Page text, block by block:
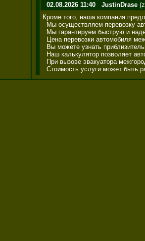
02.08.2026 11:40 JustinDrase
Кроме того, наша компания
Мы осуществляем перевозку
Мы гарантируем быструю и
Цена перевозки автомобиля
Вы можете узнать
Наш калькулятор позволяет
При вызове эвакуатора
Стоимость услуги может быть